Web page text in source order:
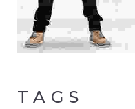
TAGS